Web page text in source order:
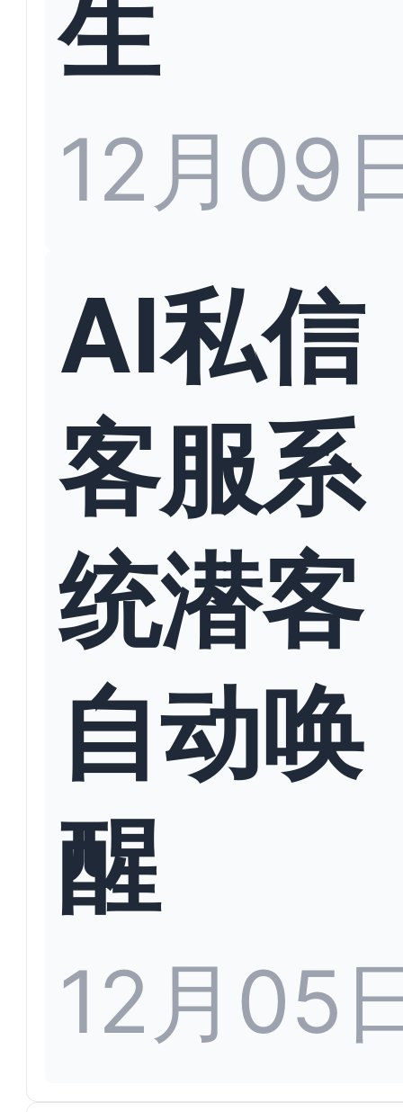
12月09
AI私信
客服系
统潜客
自动唤
醒
12月05